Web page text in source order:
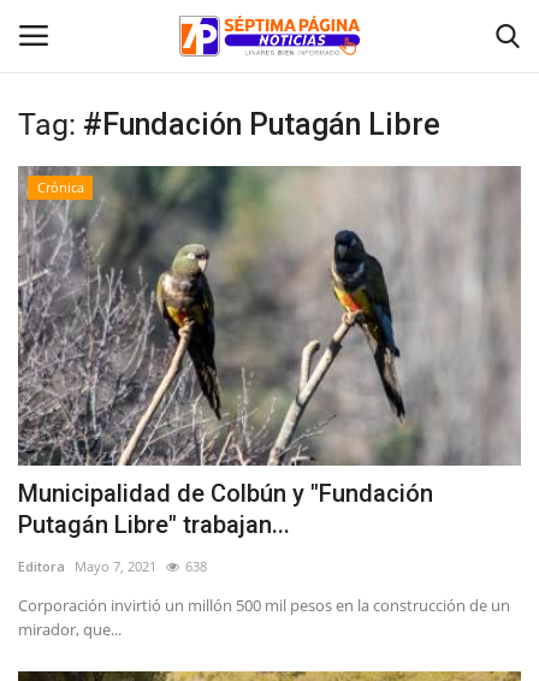
Inicio
Crónica
Policial
Tribunales
Deporte
Política
Espectáculos
Tag: #Fundación Putagán Libre
Crónica
Municipalidad de Colbún y "Fundación
Putagán Libre" trabajan...
Editora Mayo 7, 2021 638
Corporación invirtió un millón 500 mil pesos en la construcción de un
mirador, que...